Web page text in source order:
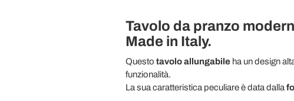
Tavolo da pranzo
Made in Italy.
Questo tavolo allungabileha un design
funzionalità.
La sua caratteristica peculiare è data dalla